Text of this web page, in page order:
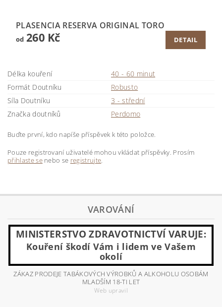
PLASENCIA RESERVA ORIGINAL TORO
od260 Kč DETAIL
Délka kouření
40 - 60 minut
Formát Doutníku
Robusto
Síla Doutníku
3 - střední
Značka doutníků
Perdomo
Buďte první, kdo napíše příspěvek k této položce.
Pouze registrovaní uživatelé mohou vkládat příspěvky. Prosím
přihlaste senebo se registrujte
VAROVÁNÍ
MINISTERSTVO ZDRAVOTNICTVÍ VARUJE:
Kouření škodí Vám i lidem ve Vašem
okolí
ZÁKAZ PRODEJE TABÁKOVÝCH VÝROBKŮ A ALKOHOLU OSOBÁM
MLADŠÍM 18-TI LET
Web upravil